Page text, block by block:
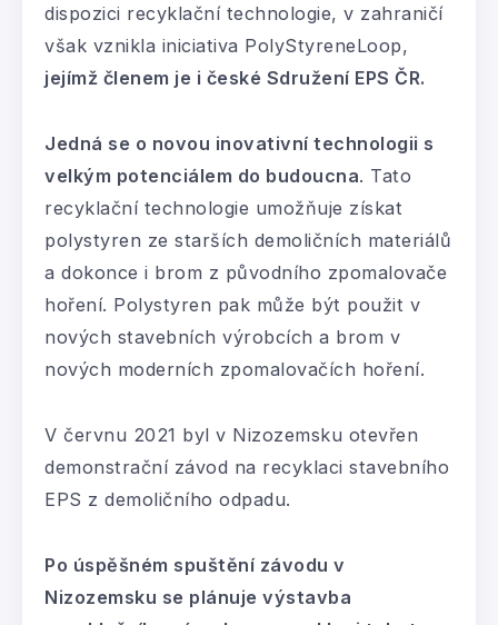
dispozici recyklační technologie, v zahraničí
však vznikla iniciativa PolyStyreneLoop,
jejímž členem je i české Sdružení EPS ČR.
Jedná se o novou inovativní technologii s
velkým potenciálem do budoucna. Tato
recyklační technologie umožňuje získat
polystyren ze starších demoličních materiálů
a dokonce i brom z původního zpomalovače
hoření. Polystyren pak může být použit v
nových stavebních výrobcích a brom v
nových moderních zpomalovačích hoření.
V červnu 2021 byl v Nizozemsku otevřen
demonstrační závod na recyklaci stavebního
EPS z demoličního odpadu.
Po úspěšném spuštění závodu v
Nizozemsku se plánuje výstavba